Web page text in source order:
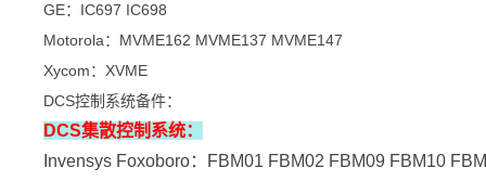
GE：IC697 IC698
Motorola：MVME162 MVME137 MVME147
Xycom：XVME
DCS控制系统备件：
DCS集散控制系统：
Invensys Foxoboro：FBM01 FBM02 FBM09 FBM10